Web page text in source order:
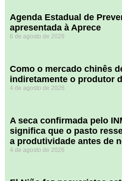
Agenda Estadual de
apresentada à Aprece
6 de agosto de 2026
​Como o mercado chinês
indiretamente o produtor
4 de agosto de 2026
A seca confirmada pelo
significa que o pasto
a produtividade antes de
4 de agosto de 2026